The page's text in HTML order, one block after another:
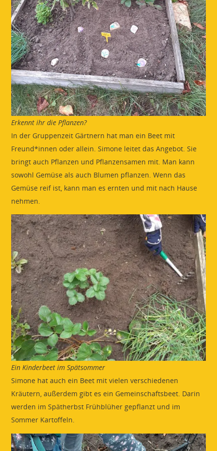
Erkennt ihr die Pflanzen?
In der Gruppenzeit Gärtnern hat man ein Beet mit
Freund*innen oder allein. Simone leitet das Angebot. Sie
bringt auch Pflanzen und Pflanzensamen mit. Man kann
sowohl Gemüse als auch Blumen pflanzen. Wenn das
Gemüse reif ist, kann man es ernten und mit nach Hause
nehmen.
Ein Kinderbeet im Spätsommer
Simone hat auch ein Beet mit vielen verschiedenen
Kräutern, außerdem gibt es ein Gemeinschaftsbeet. Darin
werden im Spätherbst Frühblüher gepflanzt und im
Sommer Kartoffeln.